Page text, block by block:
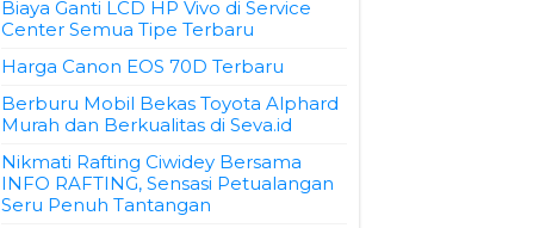
Biaya Ganti LCD HP Vivo di Service
Center Semua Tipe Terbaru
Harga Canon EOS 70D Terbaru
Berburu Mobil Bekas Toyota Alphard
Murah dan Berkualitas di Seva.id
Nikmati Rafting Ciwidey Bersama
INFO RAFTING, Sensasi Petualangan
Seru Penuh Tantangan